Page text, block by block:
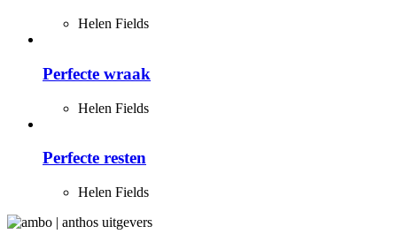
Helen Fields
Perfecte wraak
Helen Fields
Perfecte resten
Helen Fields